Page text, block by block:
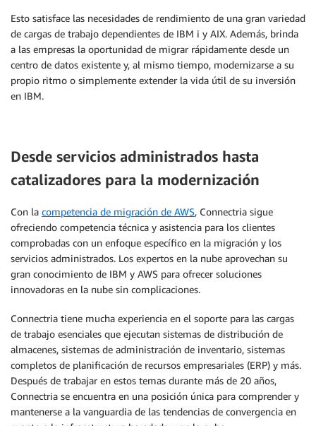
Esto satisface las necesidades de rendimiento de una gran variedad
de cargas de trabajo dependientes de IBM i y AIX. Además, brinda
a las empresas la oportunidad de migrar rápidamente desde un
centro de datos existente y, al mismo tiempo, modernizarse a su
propio ritmo o simplemente extender la vida útil de su inversión
en IBM.
Desde servicios administrados hasta
catalizadores para la modernización
Con la competencia de migración de AWS, Connectria sigue
ofreciendo competencia técnica y asistencia para los clientes
comprobadas con un enfoque específico en la migración y los
servicios administrados. Los expertos en la nube aprovechan su
gran conocimiento de IBM y AWS para ofrecer soluciones
innovadoras en la nube sin complicaciones.
Connectria tiene mucha experiencia en el soporte para las cargas
de trabajo esenciales que ejecutan sistemas de distribución de
almacenes, sistemas de administración de inventario, sistemas
completos de planificación de recursos empresariales (ERP) y más.
Después de trabajar en estos temas durante más de 20 años,
Connectria se encuentra en una posición única para comprender y
mantenerse a la vanguardia de las tendencias de convergencia en